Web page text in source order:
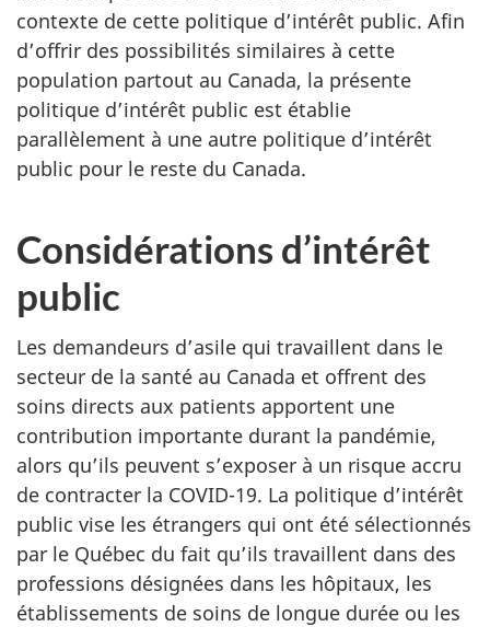
contexte de cette politique d’intérêt public. Afin
d’offrir des possibilités similaires à cette
population partout au Canada, la présente
politique d’intérêt public est établie
parallèlement à une autre politique d’intérêt
public pour le reste du Canada.
Considérations d’intérêt
public
Les demandeurs d’asile qui travaillent dans le
secteur de la santé au Canada et offrent des
soins directs aux patients apportent une
contribution importante durant la pandémie,
alors qu’ils peuvent s’exposer à un risque accru
de contracter la COVID-19. La politique d’intérêt
public vise les étrangers qui ont été sélectionnés
par le Québec du fait qu’ils travaillent dans des
professions désignées dans les hôpitaux, les
établissements de soins de longue durée ou les